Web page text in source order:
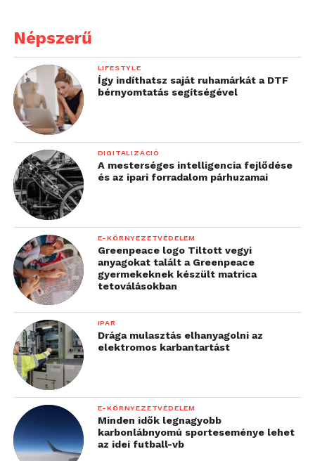
Népszerű
LIFESTYLE
Így indíthatsz saját ruhamárkát a DTF
bérnyomtatás segítségével
DIGITALIZÁCIÓ
A mesterséges intelligencia fejlődése
és az ipari forradalom párhuzamai
E-KÖRNYEZETVÉDELEM
Greenpeace logo Tiltott vegyi
anyagokat talált a Greenpeace
gyermekeknek készült matrica
tetoválásokban
IPAR
Drága mulasztás elhanyagolni az
elektromos karbantartást
E-KÖRNYEZETVÉDELEM
Minden idők legnagyobb
karbonlábnyomú sporteseménye lehet
az idei futball-vb